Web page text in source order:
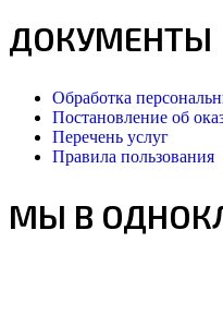
ДОКУМЕНТЫ
Обработка
Постановление об
Перечень услуг
Правила пользования
МЫ В